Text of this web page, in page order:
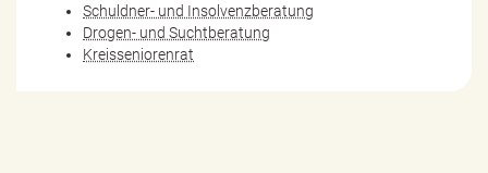
Schuldner- und Insolvenzberatung
Drogen- und Suchtberatung
Kreisseniorenrat